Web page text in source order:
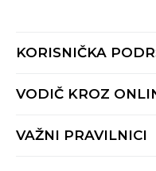
KORISNIČKA
Provjeri status porudžbine
Radno vrijeme 9-16h
VODIČ KROZ
Načini isporuke
VAŽNI PRAVILNICI